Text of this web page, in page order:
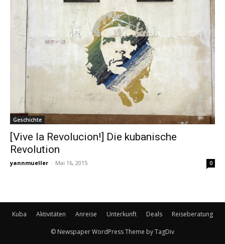
Geschichte
[Vive la Revolucion!] Die kubanische
Revolution
yannmueller - Mai 16, 2015 0
Kuba Aktivitäten Anreise Unterkunft Deals Reiseberatung
© Newspaper WordPress Theme by TagDiv